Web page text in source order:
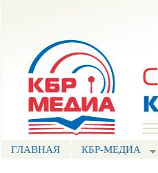
ГЛАВНАЯ КБР-МЕДИА